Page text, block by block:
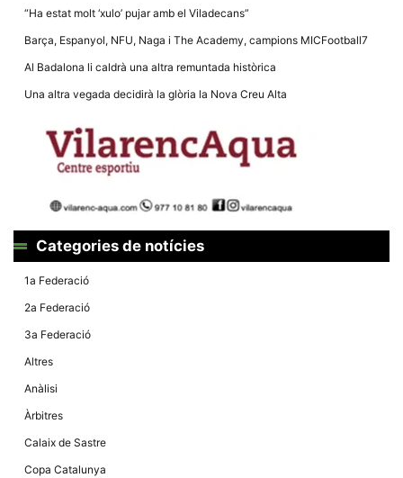
“Ha estat molt ‘xulo’ pujar amb el Viladecans”
Barça, Espanyol, NFU, Naga i The Academy, campions MICFootball7
Al Badalona li caldrà una altra remuntada històrica
Una altra vegada decidirà la glòria la Nova Creu Alta
Categories de notícies
1a Federació
2a Federació
3a Federació
Altres
Anàlisi
Àrbitres
Calaix de Sastre
Copa Catalunya
cookies no
opcionals,
són
necessàries
funcionament
dades
estadístiques
de manera